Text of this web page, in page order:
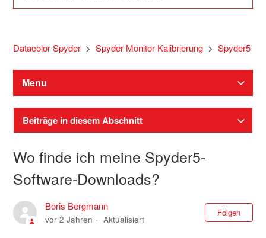
Datacolor Spyder Spyder Monitor Kalibrierung Spyder5
Menu
Beiträge in diesem Abschnitt
Wo finde ich meine Spyder5-
Software-Downloads?
Boris Bergmann
vor 2 Jahren Aktualisiert
Folgen